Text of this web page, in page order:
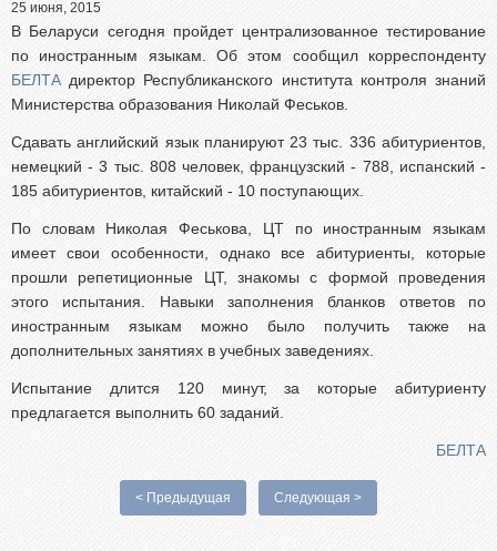
Зачисление без вступительных испытаний
Часто задаваемые вопросы
Факультет довузовской подготовки
Централизованное тестирование
Профориентанционные мероприятия 2023/2024
25 июня, 2015
В Беларуси сегодня пройдет централизованное тестирование
по иностранным языкам. Об этом сообщил корреспонденту
БЕЛТА директор Республиканского института контроля знаний
Министерства образования Николай Феськов.
Сдавать английский язык планируют 23 тыс. 336 абитуриентов,
немецкий - 3 тыс. 808 человек, французский - 788, испанский -
185 абитуриентов, китайский - 10 поступающих.
По словам Николая Феськова, ЦТ по иностранным языкам
имеет свои особенности, однако все абитуриенты, которые
прошли репетиционные ЦТ, знакомы с формой проведения
этого испытания. Навыки заполнения бланков ответов по
иностранным языкам можно было получить также на
дополнительных занятиях в учебных заведениях.
Испытание длится 120 минут, за которые абитуриенту
предлагается выполнить 60 заданий.
БЕЛТА
< Предыдущая Следующая >